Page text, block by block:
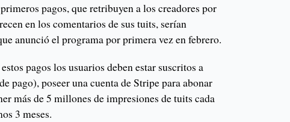
pagos, que retribuyen a los creadores por
en los comentarios de sus tuits, serían
anunció el programa por primera vez en febrero.
pagos los usuarios deben estar suscritos a
pago), poseer una cuenta de Stripe para abonar
más de 5 millones de impresiones de tuits cada
3 meses.